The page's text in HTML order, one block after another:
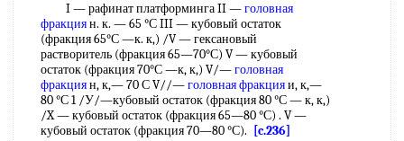
I — рафинат платформинга II —головная
фракциян. к. — 65 °С III — кубовый остаток
(фракция 65°С —к. к,) /V — гексановый
растворитель (фракция 65—70°С) V — кубовый
остаток (фракция 70°С —к, к,) V/—головная
фракциян, к,— 70 С V//—головная фракцияи, к,—
80 °С 1 /У/—кубовый остаток (фракция 80 °С — к, к,)
/X — кубовый остаток (фракция 65—80 °С) . V —
кубовый остаток (фракция 70—80 °С).
[c.236]